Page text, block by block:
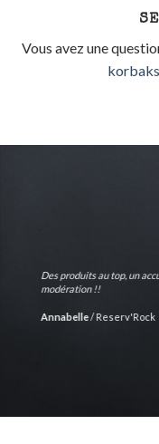
Vous avez une
Des produits au top, un
modération !!
Annabelle/Reserv'Rock